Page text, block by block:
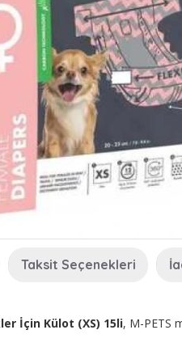
Taksit Seçenekleri
İçin Külot (XS) 15li, M-PETS